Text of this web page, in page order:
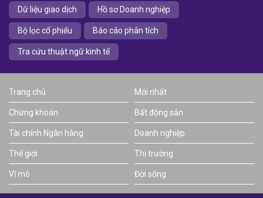
Dữ liệu giao dịch Hồ sơ Doanh nghiệp
Bộ lọc cổ phiếu Báo cáo phân tích
Tra cứu thuật ngữ kinh tế
Trang chủ Mới nhất
Chứng khoán Bất động sản
Tài chính Ngân hàng Doanh nghiệp
Thế giới Thị trường
Vĩ mô Đời sống